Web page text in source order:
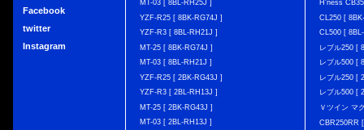
Facebook
twitter
Instagram
MT-03 [ 8BL-RH25J ]
YZF-R25 [ 8BK-RG74J ]
YZF-R3 [ 8BL-RH21J ]
MT-25 [ 8BK-RG74J ]
MT-03 [ 8BL-RH21J ]
YZF-R25 [ 2BK-RG43J ]
YZF-R3 [ 2BL-RH13J ]
MT-25 [ 2BK-RG43J ]
MT-03 [ 2BL-RH13J ]
H'ness
CL250 [
CL500 [
レブル250 [
レブル500 [
レブル250 [
レブル500 [
Ｖツイン マ
CBR250RR